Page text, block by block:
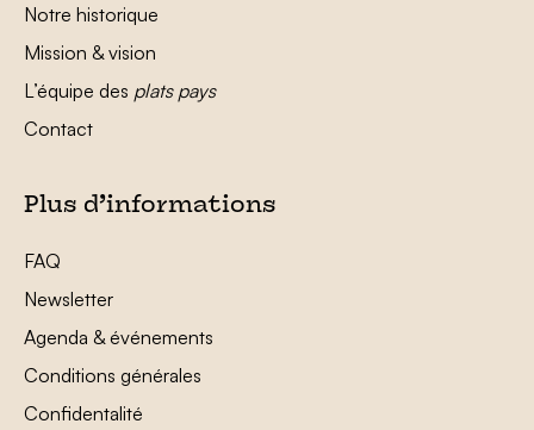
Notre historique
Mission & vision
L’équipe des plats pays
Contact
Plus d’informations
FAQ
Newsletter
Agenda & événements
Conditions générales
Confidentalité